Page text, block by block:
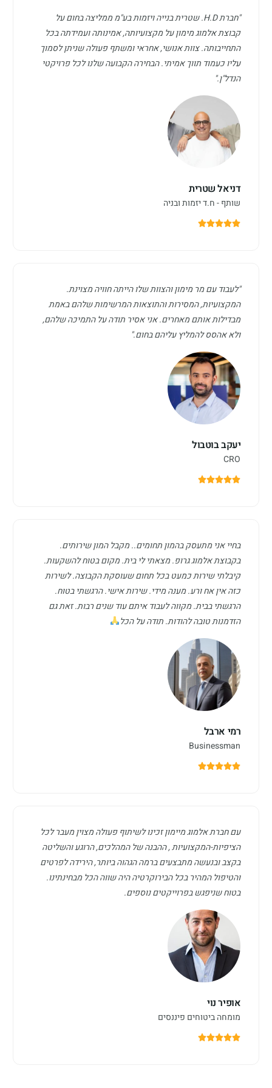
"חברת H.D. שטרית בנייה ויזמות בע"מ ממליצה בחום על
קבוצת אלמוג מימון על מקצועיותה, אמינותה ועמידתה בכל
התחייבותה. צוות אנושי, אחראי ומשתף פעולה שניתן לסמוך
עליו כעמוד תווך אמיתי. הבחירה הקבועה שלנו לכל פרויקטי
הנדל"ן."
דניאל שטרית
שותף - ח.ד יזמות ובניה
"לעבוד עם מר מימון והצוות שלו הייתה חוויה מצוינת.
המקצועיות, המסירות והתוצאות המרשימות שלהם באמת
מבדילות אותם מאחרים. אני אסיר תודה על התמיכה שלהם,
ולא אהסס להמליץ עליהם בחום."
יעקב בוטבול
CRO
בחיי אני מתעסק בהמון תחומים.. מקבל המון שירותים.
בקבוצת אלמוג גרופ. מצאתי לי בית. מקום בטוח להשקעות.
קיבלתי שירות כמעט בכל תחום שעוסקת הקבוצה. לשירות
כזה אין אח ורע. מענה מידי. שירות אישי. הרגשתי בטוח.
הרגשתי בבית. מקווה לעבוד איתם עוד שנים רבות. זאת גם
הזדמנות טובה להודות. תודה על הכל
רמי ארבל
Businessman
עם חברת אלמוג מיימון זכינו לשיתוף פעולה מצוין מעבר לכל
הציפיות-המקצועיות , ההבנה של המהלכים, הרוגע והשליטה
בקצב ובנעשה מתבצעים ברמה הגהוה ביותר, הירידה לפרטים
והטיפול המהיר בכל הבירוקרטיה היה שווה הכל מבחינתינו.
בטוח שניפגש בפרוייקטים נוספים.
אופיר נוי
מומחה ביטוחים פיננסים